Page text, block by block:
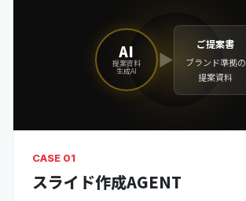
AI
提案資料
生成AI
▶
ご提案書
ブランド準拠の
提案資料
CASE 01
スライド作成AGENT